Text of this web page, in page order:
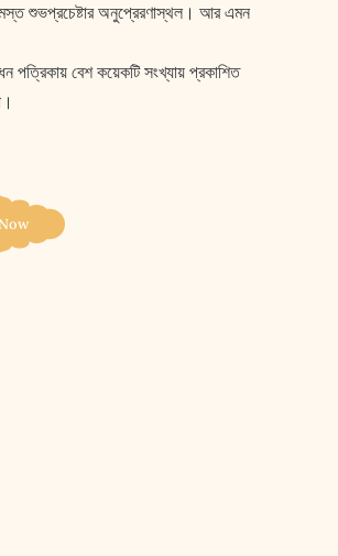
শুভপ্রচেষ্টার অনুপ্রেরণাস্থল। আর এমন
পত্রিকায় বেশ কয়েকটি সংখ্যায় প্রকাশিত